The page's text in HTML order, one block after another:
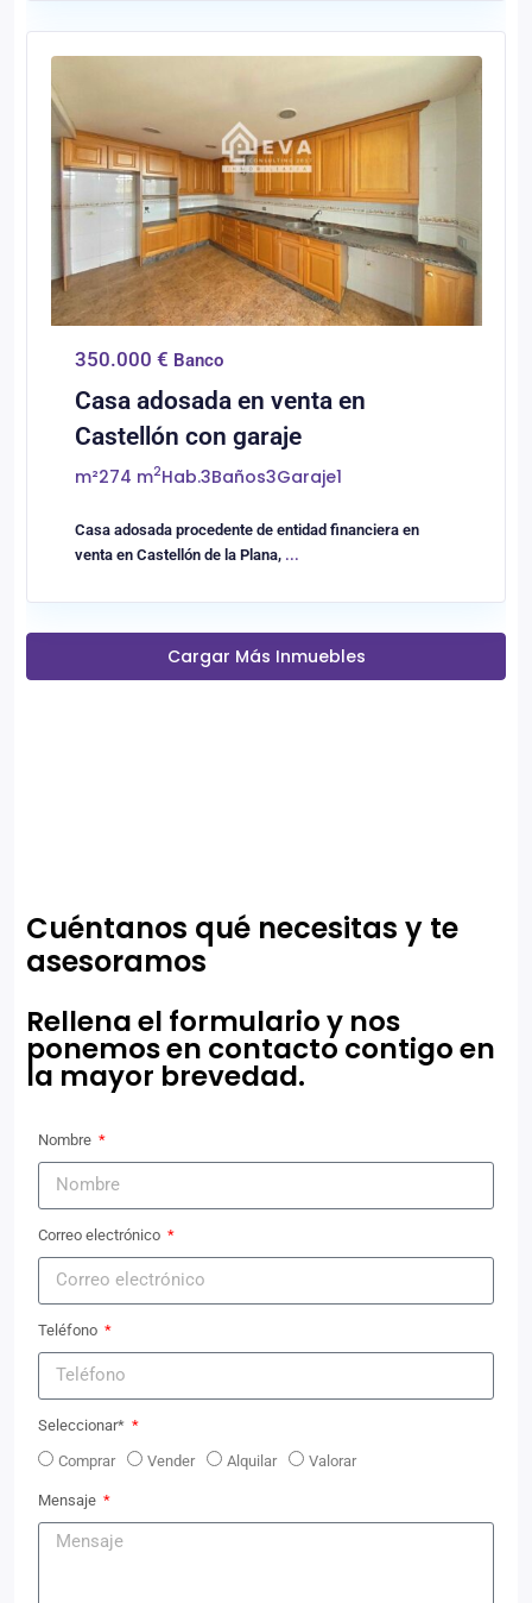
0 Castellón/Castelló
350.000 € Banco
Casa adosada en venta en
Castellón con garaje
m²274 m2Hab.3Baños3Garaje1
Casa adosada procedente de entidad financiera en
venta en Castellón de la Plana, ...
Cargar Más Inmuebles
Cuéntanos qué necesitas y te
asesoramos
Rellena el formulario y nos
ponemos en contacto contigo en
la mayor brevedad.
Nombre
Correo electrónico
Teléfono
Seleccionar*
Comprar
Vender Alquilar Valorar
Mensaje